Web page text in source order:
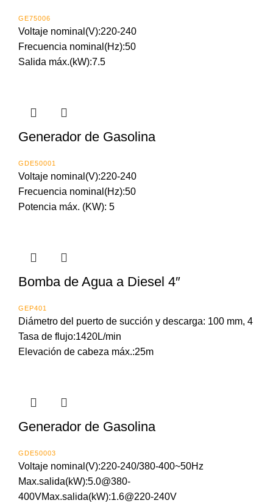
GE75006
Voltaje nominal(V):220-240
Frecuencia nominal(Hz):50
Salida máx.(kW):7.5
Generador de Gasolina
GDE50001
Voltaje nominal(V):220-240
Frecuencia nominal(Hz):50
Potencia máx. (KW): 5
Bomba de Agua a Diesel 4″
GEP401
Diámetro del puerto de succión y descarga: 100 mm, 4
Tasa de flujo:1420L/min
Elevación de cabeza máx.:25m
Generador de Gasolina
GDE50003
Voltaje nominal(V):220-240/380-400~50Hz
Max.salida(kW):5.0@380-
400VMax.salida(kW):1.6@220-240V